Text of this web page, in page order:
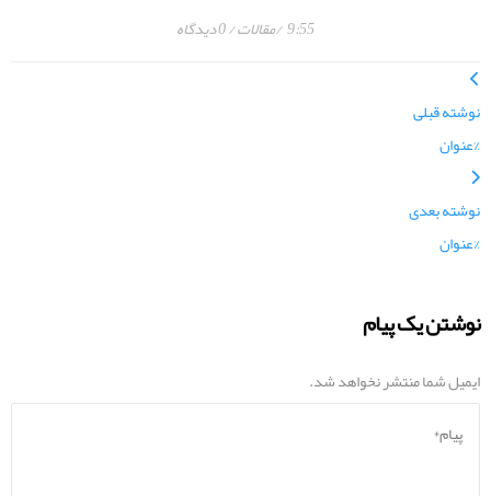
9:55 مقالات 0 دیدگاه
نوشته قبلی
%عنوان
نوشته بعدی
%عنوان
نوشتن یک پیام
ایمیل شما منتشر نخواهد شد.